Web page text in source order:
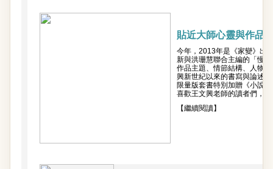
貼近大師心靈與作品
今年，2013年是《家變》出
新與洪珊慧聯合主編的「慢
作品主題、情節結構、人物
興新世紀以來的書寫與論述
限量版套書特別加贈《小說
喜歡王文興老師的讀者們，
【繼續閱讀】